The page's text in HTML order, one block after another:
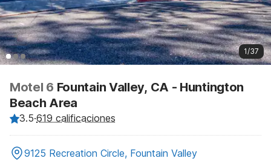
1/37
Motel 6 Fountain Valley, CA - Huntington
Beach Area
3.5·619 calificaciones
9125 Recreation Circle, Fountain Valley